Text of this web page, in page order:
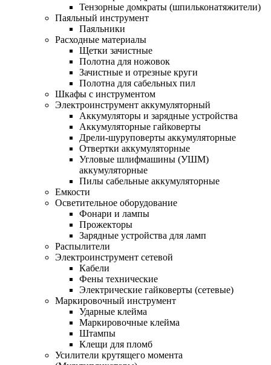
Тензорные домкраты (шпильконатяжители)
Паяльный инструмент
Паяльники
Расходные материалы
Щетки зачистные
Полотна для ножовок
Зачистные и отрезные круги
Полотна для сабельных пил
Шкафы с инструментом
Электроинструмент аккумуляторный
Аккумуляторы и зарядные устройства
Аккумуляторные гайковерты
Дрели-шуруповерты аккумуляторные
Отвертки аккумуляторные
Угловые шлифмашины (УШМ)
аккумуляторные
Пилы сабельные аккумуляторные
Емкости
Осветительное оборудование
Фонари и лампы
Прожекторы
Зарядные устройства для ламп
Распылители
Электроинструмент сетевой
Кабели
Фены технические
Электрические гайковерты (сетевые)
Маркировочный инструмент
Ударные клейма
Маркировочные клейма
Штампы
Клещи для пломб
Усилители крутящего момента